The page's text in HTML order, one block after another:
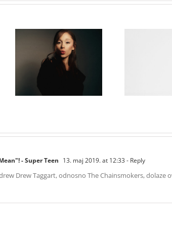
Ariana Grande objavila
osmi studijski album
Karol G
novi
Arrepiento
Tanto“
- Super Teen 13. maj 2019. at 12:33- Reply
Drew Taggart, odnosno The Chainsmokers, dolaze